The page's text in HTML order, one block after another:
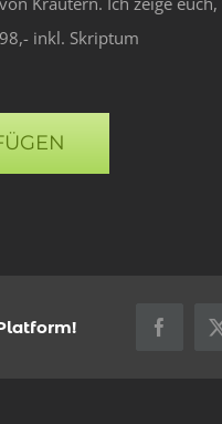
inkl. Skriptum